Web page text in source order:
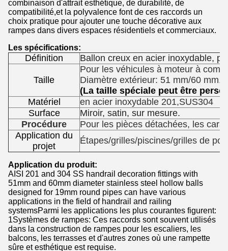
combinaison d'attrait esthétique, de durabilité, de
compatibilité,et la polyvalence font de ces raccords un
choix pratique pour ajouter une touche décorative aux
rampes dans divers espaces résidentiels et commerciaux.
Les spécifications:
Définition Ballon creux en acier inoxydable,
Taille
Pour les véhicules à moteur à
Diamètre extérieur: 51 mm/60 mm.
(La taille spéciale peut être
Matériel
en acier inoxydable 201,SUS304
Surface
Miroir, satin, sur mesure.
Procédure
Pour les pièces détachées, les
Application du
projet
Étapes/grilles/piscines/grilles de
Application du produit:
AISI 201 and 304 SS handrail decoration fittings with
51mm and 60mm diameter stainless steel hollow balls
designed for 19mm round pipes can have various
applications in the field of handrail and railing
systemsParmi les applications les plus courantes figurent:
1Systèmes de rampes: Ces raccords sont souvent utilisés
dans la construction de rampes pour les escaliers, les
balcons, les terrasses et d'autres zones où une rampette
sûre et esthétique est requise.